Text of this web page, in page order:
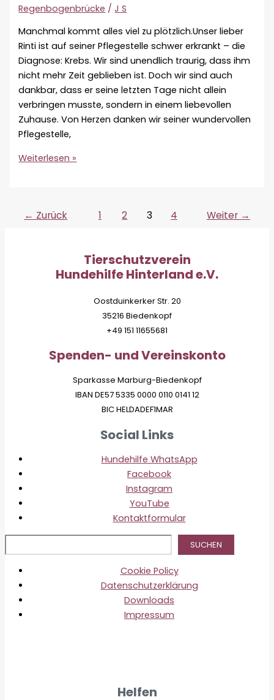
Regenbogenbrücke /J S
Manchmal kommt alles viel zu plötzlich.Unser lieber
Rinti ist auf seiner Pflegestelle schwer erkrankt – die
Diagnose: Krebs. Wir sind unendlich traurig, dass ihm
nicht mehr Zeit geblieben ist. Doch wir sind auch
dankbar, dass er seine letzten Tage nicht allein
verbringen musste, sondern in einem liebevollen
Zuhause. Von Herzen danken wir seiner wundervollen
Pflegestelle,
Rinti
Weiterlesen »
← Zurück 1 2 3 4 Weiter →
Tierschutzverein
Hundehilfe Hinterland e.V.
Oostduinkerker Str. 20
35216 Biedenkopf
+49 151 11655681
Spenden- und Vereinskonto
Sparkasse Marburg-Biedenkopf
IBAN DE57 5335 0000 0110 0141 12
BIC HELDADEF1MAR
Social Links
Hundehilfe WhatsApp
Facebook
Instagram
YouTube
Kontaktformular
SUCHEN
Cookie Policy
Datenschutzerklärung
Downloads
Impressum
Helfen